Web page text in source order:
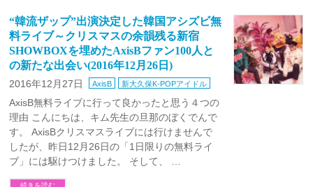
“韓流ザップ”出演決定した韓国アシズビ無
料ライブ～クリスマスの余韻残る新宿
SHOWBOXを埋めたAxisBファン100人と
の新たな出会い(2016年12月26日)
2016年12月27日 AxisB 新大久保K-POPアイドル
AxisB無料ライブに行って良かったと思う４つの
理由 こんにちは、キム先生の旦那のぼくでんで
す。 AxisBクリスマスライブには行けませんで
したが、昨日12月26日の「1日限りの無料ライ
ブ」には駆けつけました。 そして、 …
続きを読む